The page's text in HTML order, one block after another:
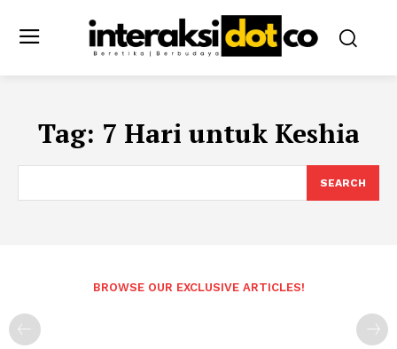
Tag: 7 Hari untuk Keshia
SEARCH
BROWSE OUR EXCLUSIVE ARTICLES!